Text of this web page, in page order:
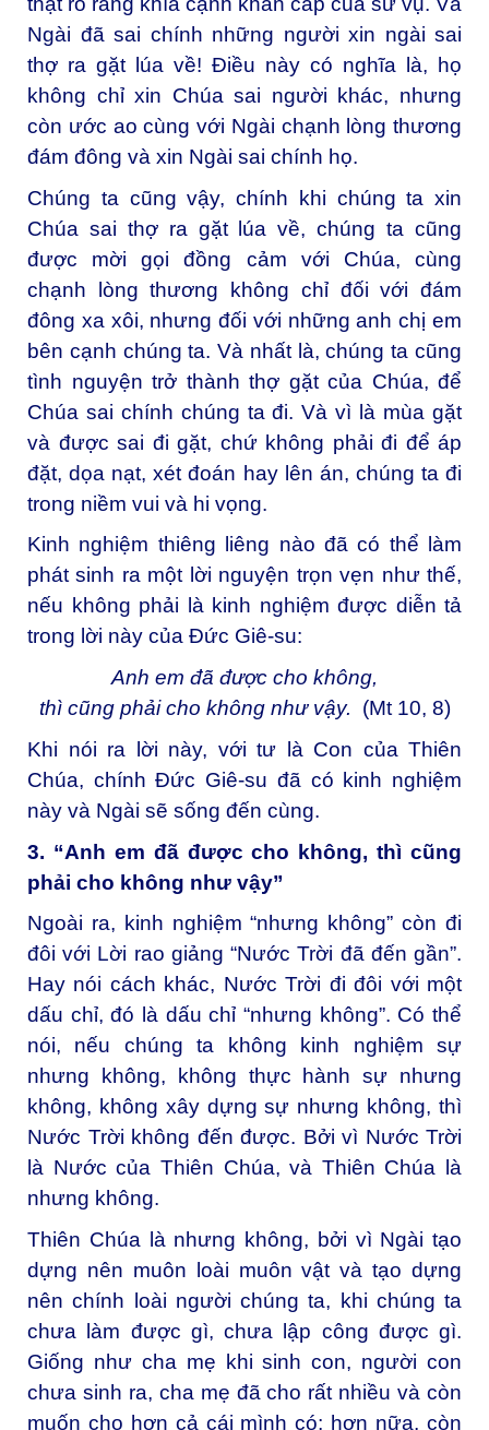
Ngài đã sai chính những người xin ngài sai
thợ ra gặt lúa về! Điều này có nghĩa là, họ
không chỉ xin Chúa sai người khác, nhưng
còn ước ao cùng với Ngài chạnh lòng thương
đám đông và xin Ngài sai chính họ.
Chúng ta cũng vậy, chính khi chúng ta xin
Chúa sai thợ ra gặt lúa về, chúng ta cũng
được mời gọi đồng cảm với Chúa, cùng
chạnh lòng thương không chỉ đối với đám
đông xa xôi, nhưng đối với những anh chị em
bên cạnh chúng ta. Và nhất là, chúng ta cũng
tình nguyện trở thành thợ gặt của Chúa, để
Chúa sai chính chúng ta đi. Và vì là mùa gặt
và được sai đi gặt, chứ không phải đi để áp
đặt, dọa nạt, xét đoán hay lên án, chúng ta đi
trong niềm vui và hi vọng.
Kinh nghiệm thiêng liêng nào đã có thể làm
phát sinh ra một lời nguyện trọn vẹn như thế,
nếu không phải là kinh nghiệm được diễn tả
trong lời này của Đức Giê-su:
Anh em đã được cho không,
thì cũng phải cho không như vậy. (Mt 10, 8)
Khi nói ra lời này, với tư là Con của Thiên
Chúa, chính Đức Giê-su đã có kinh nghiệm
này và Ngài sẽ sống đến cùng.
3. “Anh em đã được cho không, thì cũng
phải cho không như vậy”
Ngoài ra, kinh nghiệm “nhưng không” còn đi
đôi với Lời rao giảng “Nước Trời đã đến gần”.
Hay nói cách khác, Nước Trời đi đôi với một
dấu chỉ, đó là dấu chỉ “nhưng không”. Có thể
nói, nếu chúng ta không kinh nghiệm sự
nhưng không, không thực hành sự nhưng
không, không xây dựng sự nhưng không, thì
Nước Trời không đến được. Bởi vì Nước Trời
là Nước của Thiên Chúa, và Thiên Chúa là
nhưng không.
Thiên Chúa là nhưng không, bởi vì Ngài tạo
dựng nên muôn loài muôn vật và tạo dựng
nên chính loài người chúng ta, khi chúng ta
chưa làm được gì, chưa lập công được gì.
Giống như cha mẹ khi sinh con, người con
chưa sinh ra, cha mẹ đã cho rất nhiều và còn
muốn cho hơn cả cái mình có; hơn nữa, còn